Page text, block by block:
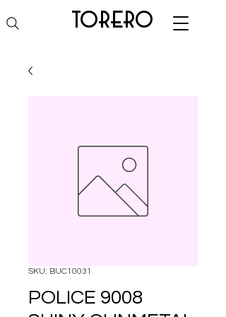
torero
SKU: BUC10031
POLICE 9008